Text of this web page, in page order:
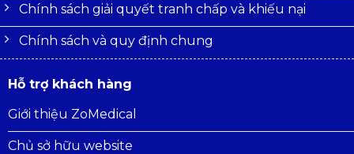
Chính sách giải quyết tranh chấp và khiếu nại
Chính sách và quy định chung
Hỗ trợ khách hàng
Giới thiệu ZoMedical
Chủ sở hữu website